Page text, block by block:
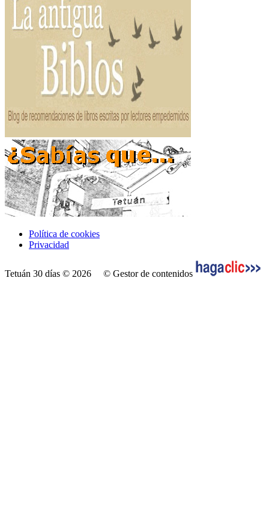
Política de cookies
Privacidad
Tetuán 30 días © 2026 © Gestor de contenidos